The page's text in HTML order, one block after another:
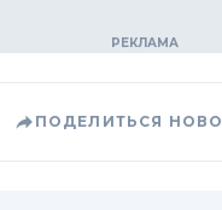
ПОДЕЛИТЬСЯ